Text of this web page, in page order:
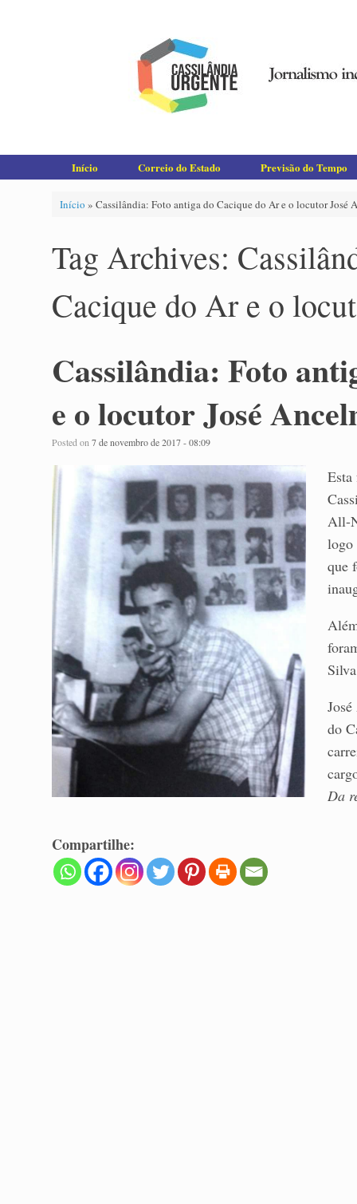
Início Correio do Estado Previsão do Tempo
Início » Cassilândia: Foto antiga do Cacique do Ar e o locutor José
Tag Archives:
Cacique do Ar e o
Cassilândia: Foto
e o locutor José
Posted on 7 de novembro de 2017 - 08:09
All-
logo
que
do
Da
Compartilhe: